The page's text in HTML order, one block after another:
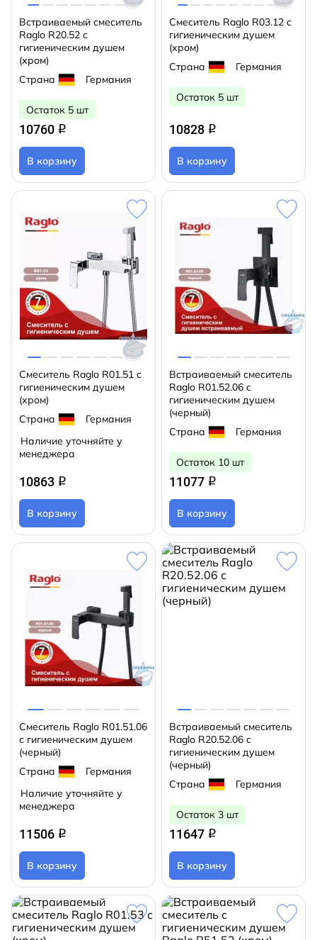
Встраиваемый смеситель
Raglo R20.52 с
гигиеническим душем
(хром)
Страна
Германия
Остаток 5 шт
10760 q
В корзину
Смеситель Raglo R03.12 с
гигиеническим душем
(хром)
Страна
Германия
Остаток 5 шт
10828 q
В корзину
Смеситель Raglo R01.51 с
гигиеническим душем
(хром)
Страна
Германия
Наличие уточняйте у
менеджера
10863 q
В корзину
Встраиваемый смеситель
Raglo R01.52.06 с
гигиеническим душем
(черный)
Страна
Германия
Остаток 10 шт
11077 q
В корзину
Смеситель Raglo R01.51.06
с гигиеническим душем
(черный)
Страна
Германия
Наличие уточняйте у
менеджера
11506 q
В корзину
Встраиваемый смеситель
Raglo R20.52.06 с
гигиеническим душем
(черный)
Страна
Германия
Остаток 3 шт
11647 q
В корзину